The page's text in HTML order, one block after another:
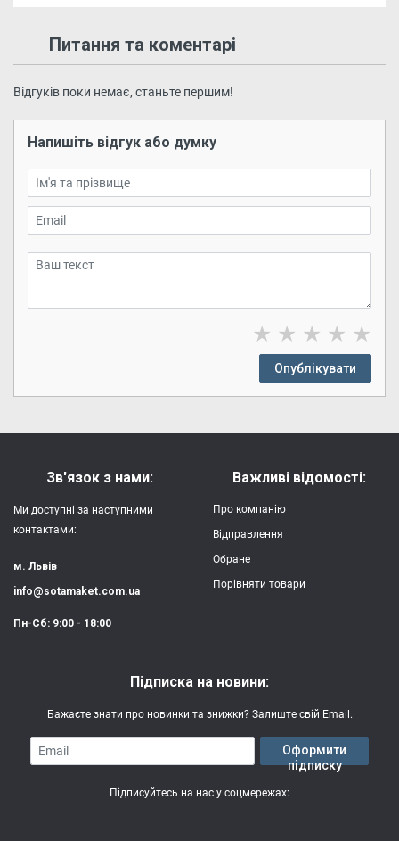
Питання та коментарі
Відгуків поки немає, станьте першим!
Напишіть відгук або думку
★ ★ ★ ★ ★
Опублікувати
Зв'язок з нами:
Ми доступні за наступними
контактами:
м. Львів
info@sotamaket.com.ua
Пн-Сб: 9:00 - 18:00
Важливі відомості:
Про компанію
Відправлення
Обране
Порівняти товари
Підписка на новини:
Бажаєте знати про новинки та знижки? Залиште свій Email.
Email
Оформити
підписку
Підписуйтесь на нас у соцмережах: